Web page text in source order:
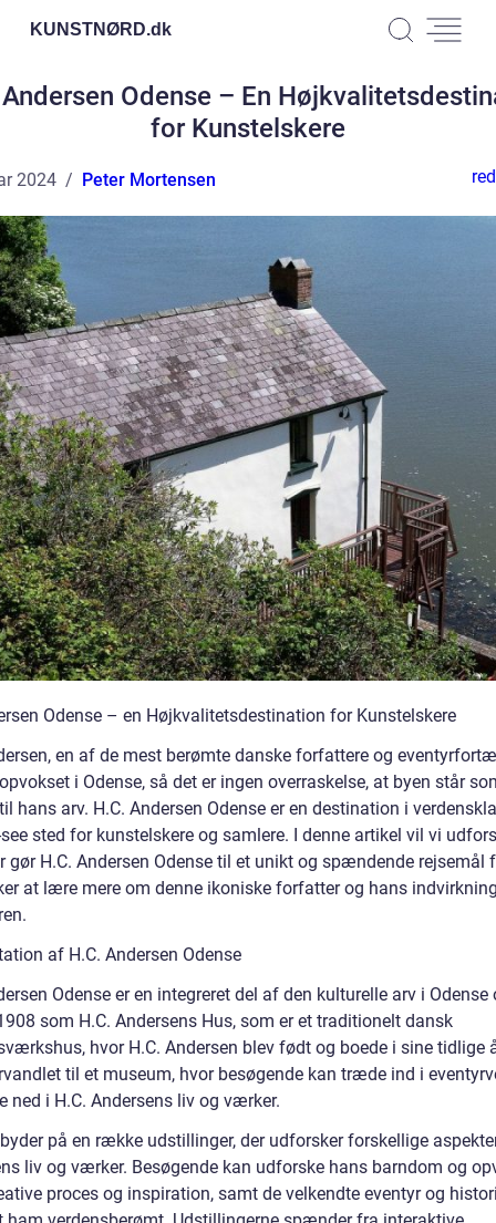
KUNSTNØRD.dk
Odense – En
for Kunstelskere
2024 Peter Mortensen
Odense – en Højkvalitetsdestination for Kunstelskere
en af de mest berømte danske forfattere og
i Odense, så det er ingen overraskelse, at byen står
hans arv. H.C. Andersen Odense er en destination i
sted for kunstelskere og samlere. I denne artikel vil vi
gør H.C. Andersen Odense til et unikt og spændende rejsemål
at lære mere om denne ikoniske forfatter og hans
af H.C. Andersen Odense
Odense er en integreret del af den kulturelle arv i Odense
som H.C. Andersens Hus, som er et traditionelt dansk
hvor H.C. Andersen blev født og boede i sine tidlige
til et museum, hvor besøgende kan træde ind i
ned i H.C. Andersens liv og værker.
på en række udstillinger, der udforsker forskellige
liv og værker. Besøgende kan udforske hans barndom og
proces og inspiration, samt de velkendte eventyr og